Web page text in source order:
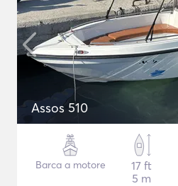
Assos 510
Barca a motore
17 ft
5 m